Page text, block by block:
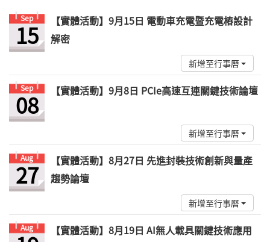
Sep
15
【實體活動】9月15日 電動車充電暨充電樁設計
解密
新增至行事曆
Sep
08 【實體活動】9月8日 PCIe高速互連關鍵技術論壇
新增至行事曆
Aug
27
【實體活動】8月27日 先進封裝技術創新與量產
趨勢論壇
新增至行事曆
Aug
【實體活動】8月19日 AI無人載具關鍵技術應用